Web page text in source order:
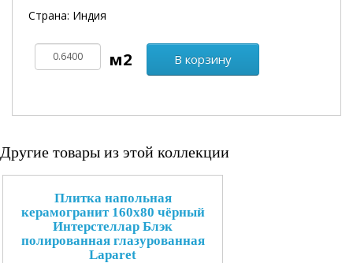
Страна: Индия
В корзину
Другие товары из этой коллекции
Плитка напольная
керамогранит 160x80 чёрный
Интерстеллар Блэк
полированная глазурованная
Laparet